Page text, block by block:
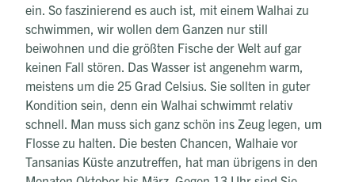
ein. So faszinierend es auch ist, mit einem Walhai zu
schwimmen, wir wollen dem Ganzen nur still
beiwohnen und die größten Fische der Welt auf gar
keinen Fall stören. Das Wasser ist angenehm warm,
meistens um die 25 Grad Celsius. Sie sollten in guter
Kondition sein, denn ein Walhai schwimmt relativ
schnell. Man muss sich ganz schön ins Zeug legen, um
Flosse zu halten. Die besten Chancen, Walhaie vor
Tansanias Küste anzutreffen, hat man übrigens in den